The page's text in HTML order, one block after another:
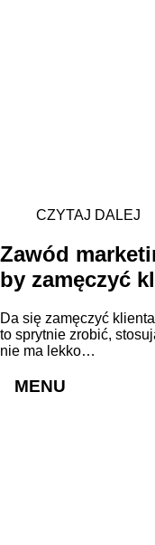
CZYTAJ DALEJ
Zawód
by zamęczyć
Da się zamęczyć
to sprytnie zrobić,
nie ma lekko…
MENU